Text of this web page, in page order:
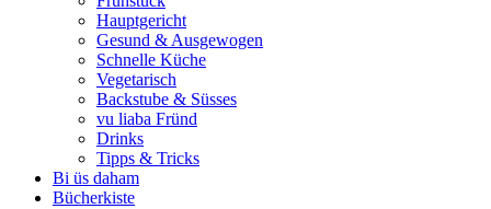
Hauptgericht
Gesund & Ausgewogen
Schnelle Küche
Vegetarisch
Backstube & Süsses
vu liaba Fründ
Drinks
Tipps & Tricks
Bi üs daham
Bücherkiste